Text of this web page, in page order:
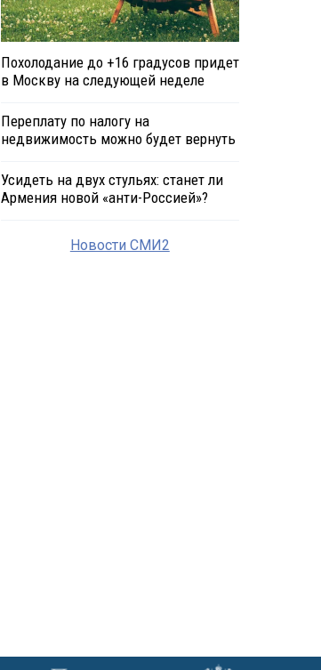
Похолодание до +16 градусов придет
в Москву на следующей неделе
Переплату по налогу на
недвижимость можно будет вернуть
Усидеть на двух стульях: станет ли
Армения новой «анти-Россией»?
Новости СМИ2